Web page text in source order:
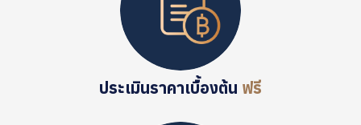
ประเมินราคาเบื้องต้น ฟรี